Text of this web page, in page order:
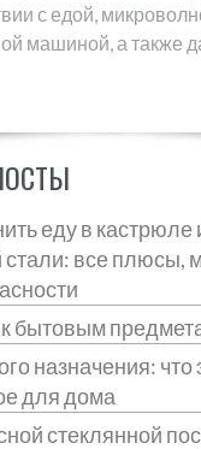
с едой,
машиной, а также
еду в кастрюле
все плюсы,
к бытовым
назначения: что
для дома
стеклянной